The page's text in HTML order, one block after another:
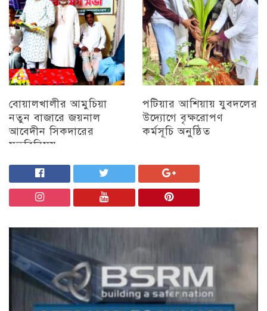
বোয়ালখালীর আমুচিয়া
নতুন বাজারে জয়নাল
আবেদীন সিকদারের
মতবিনিময়
চট্টগ্রাম
পটিয়ার আশিয়ায় যুবদলের
উদ্যোগে বৃক্ষরোপণ
কর্মসূচি অনুষ্ঠিত